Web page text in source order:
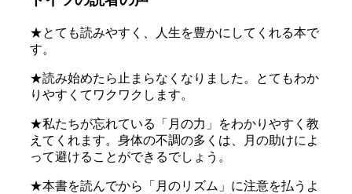
★とても読みやすく、人生を豊かにしてくれる本で
す。
★読み始めたら止まらなくなりました。とてもわか
りやすくてワクワクします。
★私たちが忘れている「月の力」をわかりやすく教
えてくれます。身体の不調の多くは、月の助けによ
って避けることができるでしょう。
★本書を読んでから「月のリズム」に注意を払うよ